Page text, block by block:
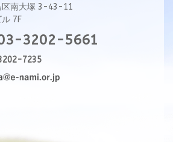
区南大塚 3-43-11
7F
3202-5661
7235